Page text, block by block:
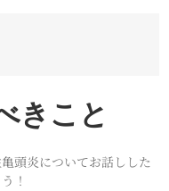
きこと
頭炎についてお話しした
！